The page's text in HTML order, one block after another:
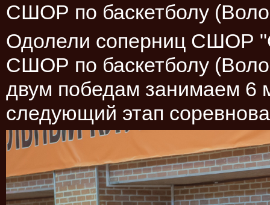
СШОР по баскетболу
Одолели соперниц СШОР
СШОР по баскетболу
двум победам занимаем 6
следующий этап